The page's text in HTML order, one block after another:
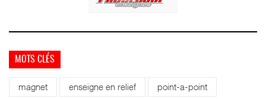
MOTS CLÉS
magnet enseigne en relief point-a-point